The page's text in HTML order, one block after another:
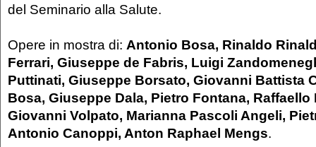
del Seminario alla Salute.
Opere in mostra di: Antonio Bosa, Rinaldo
Ferrari, Giuseppe de Fabris, Luigi
Puttinati, Giuseppe Borsato, Giovanni Battista
Bosa, Giuseppe Dala, Pietro Fontana, Raffaello
Giovanni Volpato, Marianna Pascoli Angeli,
Antonio Canoppi, Anton Raphael Mengs.